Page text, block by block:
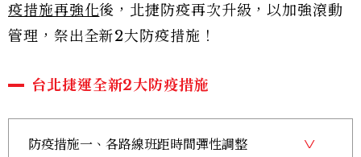
疫措施再強化後，北捷防疫再次升級，以加強滾動
管理，祭出全新2大防疫措施！
台北捷運全新2大防疫措施
防疫措施一、各路線班距時間彈性調整